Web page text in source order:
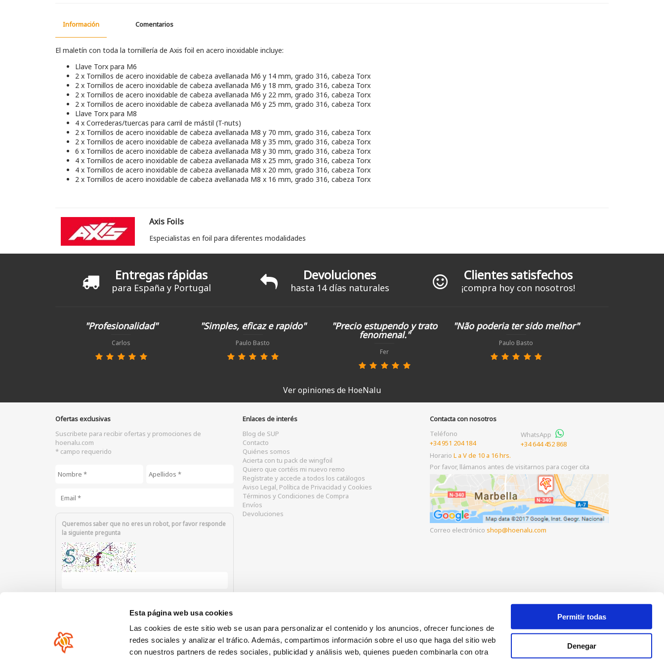
Esta página web usa cookies
Las cookies de este sitio web se usan para personalizar el contenido y los anuncios, ofrecer funciones de
redes sociales y analizar el tráfico. Además, compartimos información sobre el uso que haga del sitio web
con nuestros partners de redes sociales, publicidad y análisis web, quienes pueden combinarla con otra
Permitir todas
Denegar
Información Comentarios
El maletín con toda la tornillería de Axis foil en acero inoxidable incluye:
Llave Torx para M6
2 x Tornillos de acero inoxidable de cabeza avellanada M6 y 14 mm, grado 316, cabeza Torx
2 x Tornillos de acero inoxidable de cabeza avellanada M6 y 18 mm, grado 316, cabeza Torx
2 x Tornillos de acero inoxidable de cabeza avellanada M6 y 22 mm, grado 316, cabeza Torx
2 x Tornillos de acero inoxidable de cabeza avellanada M6 y 25 mm, grado 316, cabeza Torx
Llave Torx para M8
4 x Correderas/tuercas para carril de mástil (T-nuts)
2 x Tornillos de acero inoxidable de cabeza avellanada M8 y 70 mm, grado 316, cabeza Torx
2 x Tornillos de acero inoxidable de cabeza avellanada M8 y 35 mm, grado 316, cabeza Torx
6 x Tornillos de acero inoxidable de cabeza avellanada M8 y 30 mm, grado 316, cabeza Torx
4 x Tornillos de acero inoxidable de cabeza avellanada M8 x 25 mm, grado 316, cabeza Torx
4 x Tornillos de acero inoxidable de cabeza avellanada M8 x 20 mm, grado 316, cabeza Torx
2 x Tornillos de acero inoxidable de cabeza avellanada M8 x 16 mm, grado 316, cabeza Torx
Axis Foils
Especialistas en foil para diferentes modalidades
Entregas rápidas
para España y Portugal
Devoluciones
hasta 14 días naturales
Clientes satisfechos
¡compra hoy con nosotros!
"Profesionalidad"
Carlos
"Simples, eficaz e rapido"
Paulo Basto
"Precio estupendo y trato
fenomenal."
Fer
"Não poderia ter sido melhor"
Paulo Basto
Ver opiniones de HoeNalu
Ofertas exclusivas
Suscribete para recibir ofertas y promociones de
hoenalu.com
* campo requerido
Queremos saber que no eres un robot, por favor responde
la siguiente pregunta
Enlaces de interés
Blog de SUP
Contacto
Quiénes somos
Acierta con tu pack de wingfoil
Quiero que cortéis mi nuevo remo
Regístrate y accede a todos los catálogos
Aviso Legal, Política de Privacidad y Cookies
Términos y Condiciones de Compra
Envíos
Devoluciones
Contacta con nosotros
Teléfono
+34 951 204 184
WhatsApp
+34 644 452 868
HorarioL a V de 10 a 16 hrs.
Por favor, llámanos antes de visitarnos para coger cita
Correo electrónicoshop hoenalu.com